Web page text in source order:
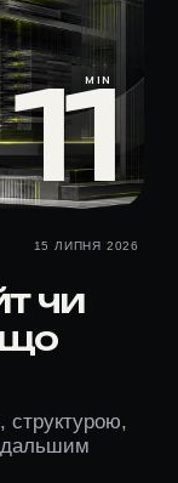
11
MIN
15 ЛИПНЯ 2026
чи
що